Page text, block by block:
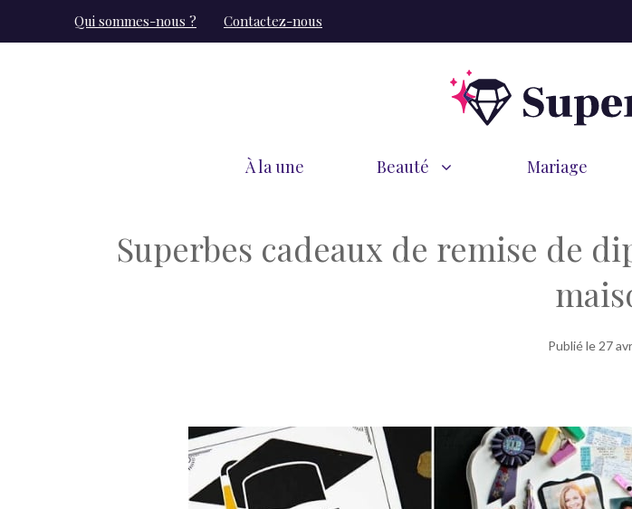
au
Qui sommes-nous ? Contactez-nous
À la une Beauté Mariage
Superbes cadeaux de remise de
Publié le 27